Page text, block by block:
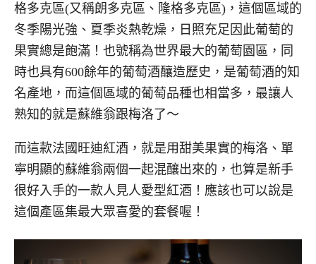
格多克區(又稱朗多克區、隆格多克區)，這個區域的
冬季陽光強、夏季炎熱乾燥，日照充足因此葡萄的
果實總是飽滿！也號稱為世界最大的葡萄園區，同
時也具有600餘年的葡萄酒釀造歷史，是葡萄酒的知
名產地，而這個區域的葡萄品種也相當多，最讓人
熟知的就是蘇維翁跟梅洛了～
而這款法國旺迪紅酒，就是用甜美果實的梅洛、單
寧明顯的蘇維翁兩個一起混釀出來的，也算是新手
很好入手的一款人見人愛型紅酒！應該也可以說是
這個產區集最大眾喜愛的套餐喔！